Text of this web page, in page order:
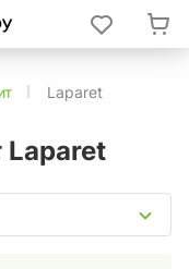
Laparet
Laparet